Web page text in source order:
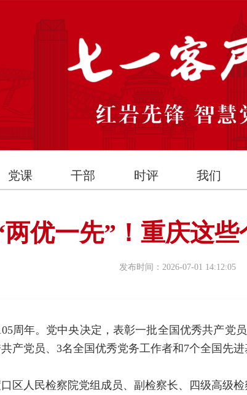
党课 干部 时评 我们
两优一先”！重庆这
发布时间：2026-07-01 14:12:05
周年。党中央决定，表彰一批全国优秀共产党
产党员、3名全国优秀党务工作者和7个全国先进
区人民检察院党组成员、副检察长、四级高级检